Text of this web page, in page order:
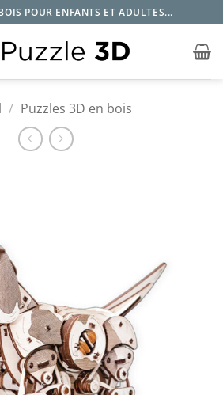
POUR ENFANTS ET ADULTES...
/ Puzzles 3D en bois